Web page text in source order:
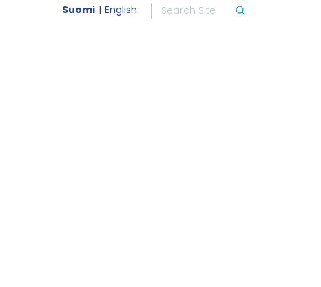
Suomi English